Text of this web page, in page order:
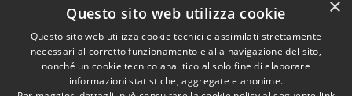
Dichiarazione di accessibilità
Copyright © 2026 • Comune di
×
Questo sito web utilizza cookie
Questo sito web utilizza cookie tecnici e assimilati strettamente
necessari al corretto funzionamento e alla navigazione del sito,
nonché un cookie tecnico analitico al solo fine di elaborare
informazioni statistiche, aggregate e anonime.